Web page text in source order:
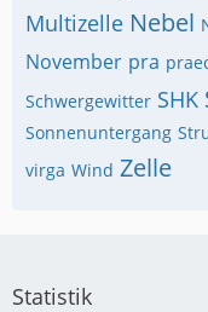
Multizelle Nebel
November pra
Schwergewitter SHK
Sonnenuntergang
virga Wind Zelle
Statistik